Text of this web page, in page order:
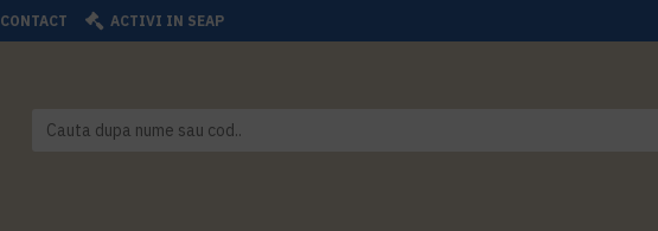
CONTACT ACTIVI IN SEAP